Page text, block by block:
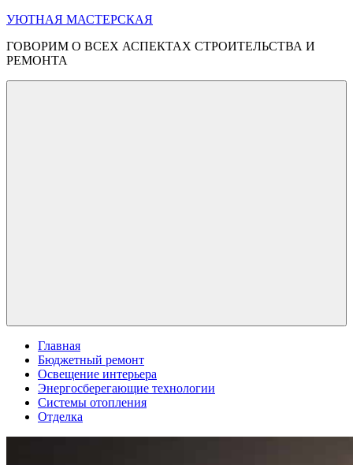
Перейти
содержимому
УЮТНАЯ МАСТЕРСКАЯ
ГОВОРИМ О ВСЕХ АСПЕКТАХ СТРОИТЕЛЬСТВА И
РЕМОНТА
Главная
Бюджетный ремонт
Освещение интерьера
Энергосберегающие технологии
Системы отопления
Отделка